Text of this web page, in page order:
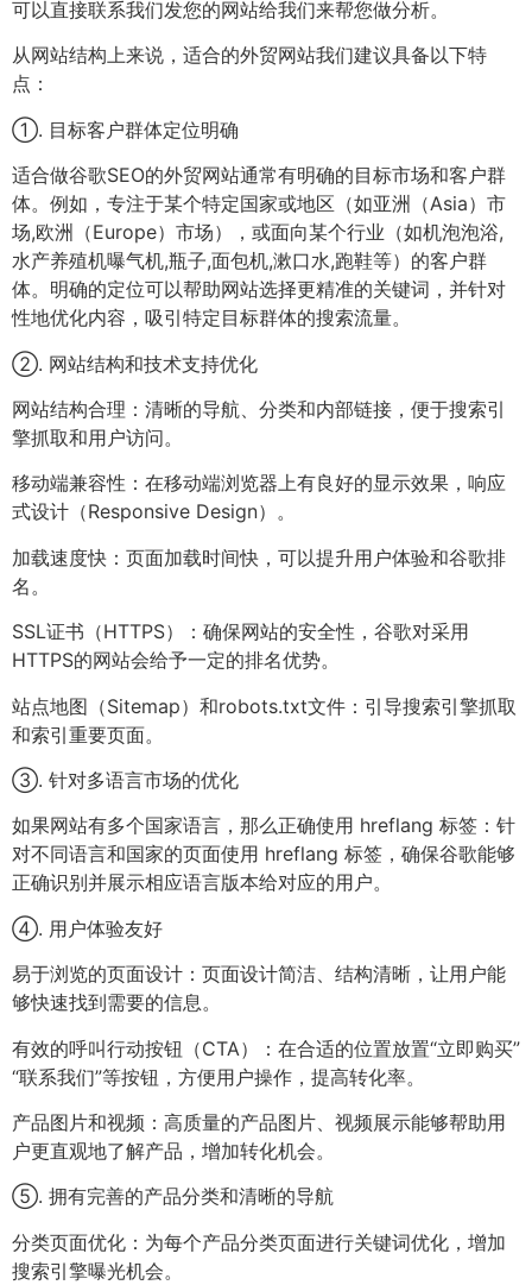
可以直接联系我们发您的网站给我们来帮您做分析。
从网站结构上来说，适合的外贸网站我们建议具备以下特
点：
①. 目标客户群体定位明确
适合做谷歌SEO的外贸网站通常有明确的目标市场和客户群
体。例如，专注于某个特定国家或地区（如亚洲（Asia）市
场,欧洲（Europe）市场），或面向某个行业（如机泡泡浴,
水产养殖机曝气机,瓶子,面包机,漱口水,跑鞋等）的客户群
体。明确的定位可以帮助网站选择更精准的关键词，并针对
性地优化内容，吸引特定目标群体的搜索流量。
②. 网站结构和技术支持优化
网站结构合理：清晰的导航、分类和内部链接，便于搜索引
擎抓取和用户访问。
移动端兼容性：在移动端浏览器上有良好的显示效果，响应
式设计（Responsive Design）。
加载速度快：页面加载时间快，可以提升用户体验和谷歌排
名。
SSL证书（HTTPS）：确保网站的安全性，谷歌对采用
HTTPS的网站会给予一定的排名优势。
站点地图（Sitemap）和robots.txt文件：引导搜索引擎抓取
和索引重要页面。
③. 针对多语言市场的优化
如果网站有多个国家语言，那么正确使用 hreflang 标签：针
对不同语言和国家的页面使用 hreflang 标签，确保谷歌能够
正确识别并展示相应语言版本给对应的用户。
④. 用户体验友好
易于浏览的页面设计：页面设计简洁、结构清晰，让用户能
够快速找到需要的信息。
有效的呼叫行动按钮（CTA）：在合适的位置放置“立即购买”
“联系我们”等按钮，方便用户操作，提高转化率。
产品图片和视频：高质量的产品图片、视频展示能够帮助用
户更直观地了解产品，增加转化机会。
⑤. 拥有完善的产品分类和清晰的导航
分类页面优化：为每个产品分类页面进行关键词优化，增加
搜索引擎曝光机会。